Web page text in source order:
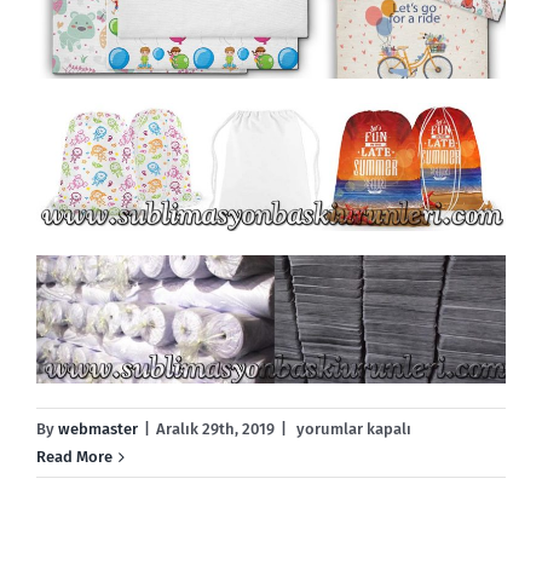
By webmaster Aralık 29th, 2019
Baskı
Ürünleri
yorumlar kapalı
Read More